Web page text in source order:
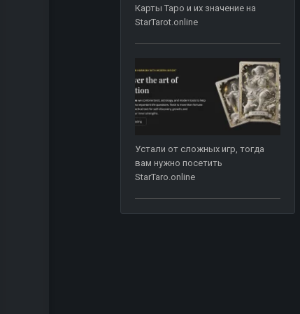
Карты Таро и их значение на
StarTarot.online
Устали от сложных игр, тогда
вам нужно посетить
StarTaro.online